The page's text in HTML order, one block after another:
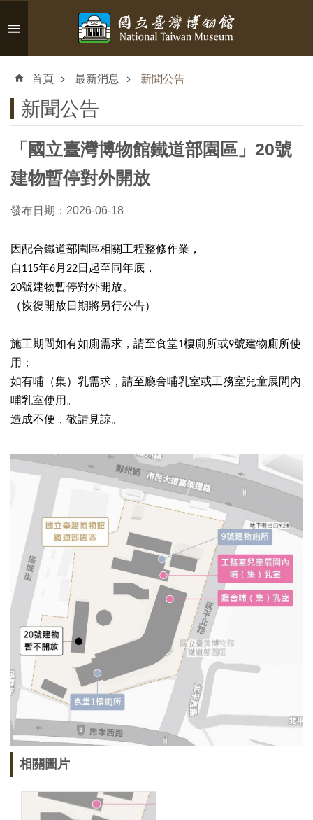
跳到主要內容區塊
搜
認
識
臺
參
觀
資
展
覽
資
出
版
典
藏
研
究
首頁 最新消息 新聞公告
新聞公告
「國立臺灣博物館鐵道部園區」20號
建物暫停對外開放
發布日期：2026-06-18
因配合鐵道部園區相關工程整修作業，
自115年6月22日起至同年底，
20號建物暫停對外開放。
（恢復開放日期將另行公告）
施工期間如有如廁需求，請至食堂1樓廁所或9號建物廁所使
用；
如有哺（集）乳需求，請至廳舍哺乳室或工務室兒童展間內
哺乳室使用。
造成不便，敬請見諒。
相關圖片